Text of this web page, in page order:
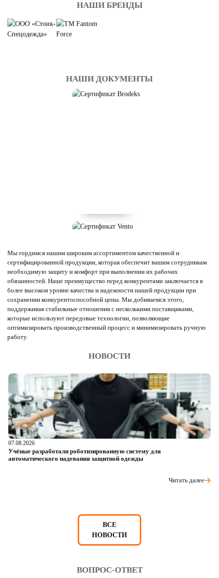
НАШИ БРЕНДЫ
НАШИ ДОКУМЕНТЫ
Мы гордимся нашим широким ассортиментом качественной и
сертифицированной продукции, которая обеспечит вашим сотрудникам
необходимую защиту и комфорт при выполнении их рабочих
обязанностей. Наше преимущество перед конкурентами заключается в
более высоком уровне качества и надежности нашей продукции при
сохранении конкурентоспособной цены. Мы добиваемся этого,
поддерживая стабильные отношения с несколькими поставщиками,
которые используют передовые технологии, позволяющие
оптимизировать производственный процесс и минимизировать ручную
работу.
НОВОСТИ
07.08.2026
Учёные разработали роботизированную систему для
автоматического надевания защитной одежды
Читать далее
ВСЕ
НОВОСТИ
ВОПРОС-ОТВЕТ